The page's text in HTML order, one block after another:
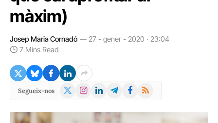
màxim)
Josep Maria Cornadó
27 - gener - 2020 · 23:04
7 Mins Read
Segueix-nos
X
Instagram
LinkedInTelegramFacebook
RSS